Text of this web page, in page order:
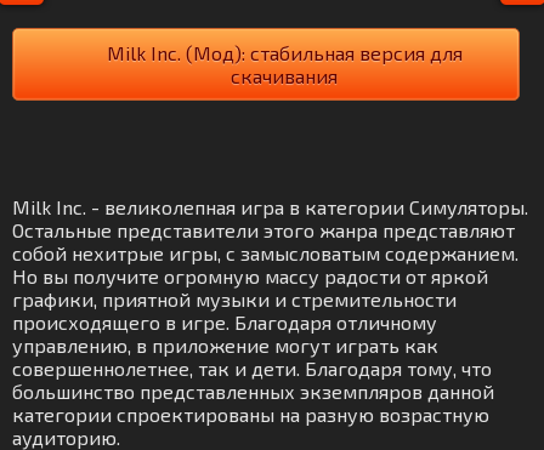
Milk Inc. (Мод): стабильная версия для
скачивания
Milk Inc. - великолепная игра в категории Симуляторы.
Остальные представители этого жанра представляют
собой нехитрые игры, с замысловатым содержанием.
Но вы получите огромную массу радости от яркой
графики, приятной музыки и стремительности
происходящего в игре. Благодаря отличному
управлению, в приложение могут играть как
совершеннолетнее, так и дети. Благодаря тому, что
большинство представленных экземпляров данной
категории спроектированы на разную возрастную
аудиторию.